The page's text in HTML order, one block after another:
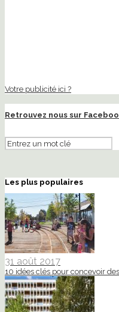
Votre publicité ici ?
Retrouvez nous sur
Les plus populaires
31 août 2017
10 idées clés pour concevoir